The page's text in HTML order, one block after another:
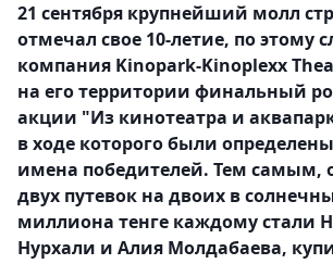
21 сентября крупнейший молл
отмечал свое 10-летие, по этому
компания Kinopark-Kinoplexx
на его территории финальный
акции "Из кинотеатра и
в ходе которого были
имена победителей. Тем самым,
двух путевок на двоих в
миллиона тенге каждому стали
Нурхали и Алия Молдабаева,